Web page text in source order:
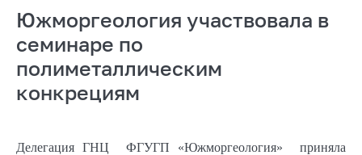
Южморгеология участвовала в
семинаре по
полиметаллическим
конкрециям
Делегация ГНЦ ФГУГП «Южморгеология» приняла